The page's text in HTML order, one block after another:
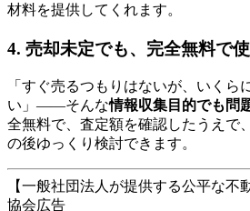
材料を提供してくれます。
4. 売却未定でも、完全無料で
「すぐ売るつもりはないが、いくら
い」——そんな情報収集目的でも問
全無料で、査定額を確認したうえで
の後ゆっくり検討できます。
【一般社団法人が提供する公平な不
協会広告